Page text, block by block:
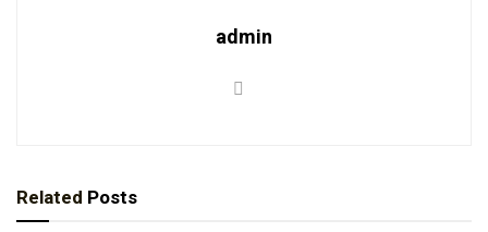
admin
Related Posts